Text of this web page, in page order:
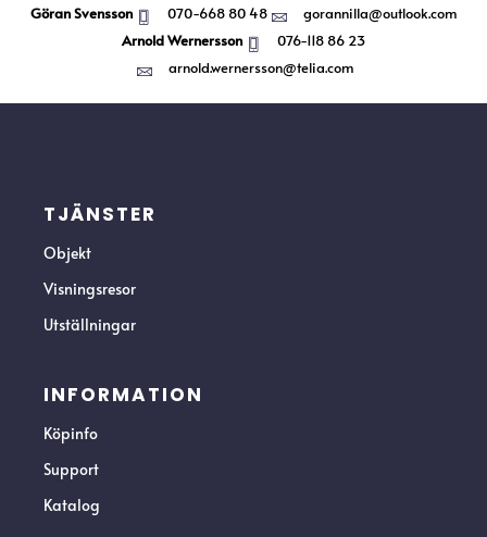
Göran Svensson 070-668 80 48
gorannilla@outlook.com
Arnold Wernersson
076-118 86 23
arnold.wernersson@telia.com
TJÄNSTER
Objekt
Visningsresor
Utställningar
INFORMATION
Köpinfo
Support
Katalog